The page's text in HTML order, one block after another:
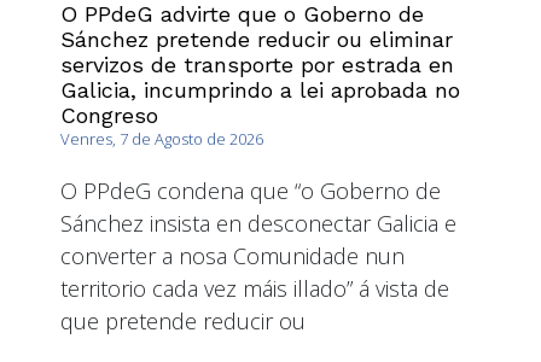
O PPdeG advirte que o Goberno de
Sánchez pretende reducir ou eliminar
servizos de transporte por estrada en
Galicia, incumprindo a lei aprobada no
Congreso
Venres, 7 de Agosto de 2026
O PPdeG condena que “o Goberno de
Sánchez insista en desconectar Galicia e
converter a nosa Comunidade nun
territorio cada vez máis illado” á vista de
que pretende reducir ou